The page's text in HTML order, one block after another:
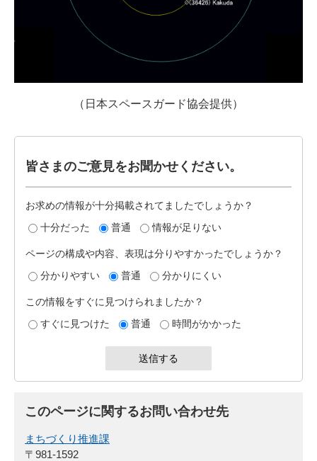
（日本スペースガード協会提供）
皆さまのご意見をお聞かせください。
お求めの情報が十分掲載されてましたでしょうか？
十分だった
普通 情報が足りない
ページの構成や内容、表現は分りやすかったでしょうか？
分かりやすい
普通 分かりにくい
この情報をすぐに見つけられましたか？
すぐに見つけた
普通 時間がかかった
このページに関するお問い合わせ先
まちづくり推進課
〒981-1592